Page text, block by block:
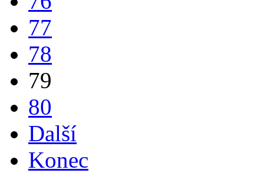
77
78
79
80
Další
Konec